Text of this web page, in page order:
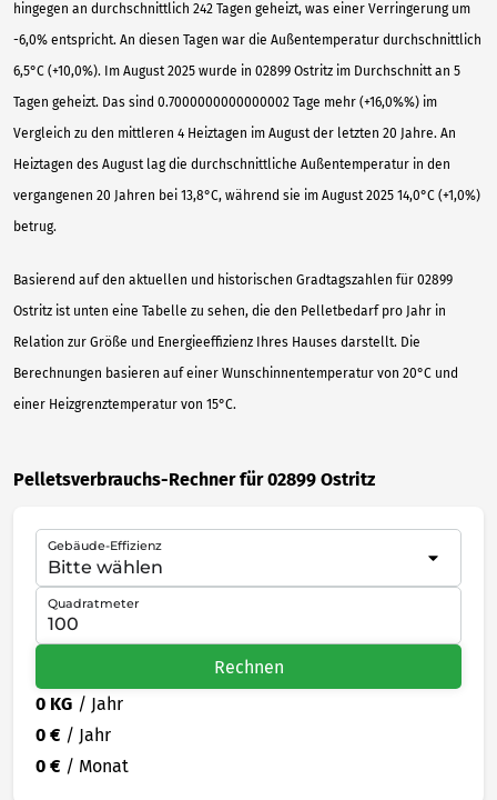
hingegen an durchschnittlich 242 Tagen geheizt, was einer Verringerung um
-6,0% entspricht. An diesen Tagen war die Außentemperatur durchschnittlich
6,5°C (+10,0%). Im August 2025 wurde in 02899 Ostritz im Durchschnitt an 5
Tagen geheizt. Das sind 0.7000000000000002 Tage mehr (+16,0%%) im
Vergleich zu den mittleren 4 Heiztagen im August der letzten 20 Jahre. An
Heiztagen des August lag die durchschnittliche Außentemperatur in den
vergangenen 20 Jahren bei 13,8°C, während sie im August 2025 14,0°C (+1,0%)
betrug.
Basierend auf den aktuellen und historischen Gradtagszahlen für 02899
Ostritz ist unten eine Tabelle zu sehen, die den Pelletbedarf pro Jahr in
Relation zur Größe und Energieeffizienz Ihres Hauses darstellt. Die
Berechnungen basieren auf einer Wunschinnentemperatur von 20°C und
einer Heizgrenztemperatur von 15°C.
Pelletsverbrauchs-Rechner für 02899 Ostritz
Gebäude-Effizienz
Quadratmeter
Rechnen
0 KG / Jahr
0 € / Jahr
0 € / Monat